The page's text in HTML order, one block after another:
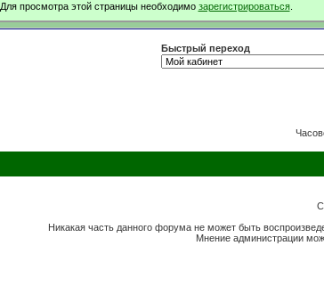
Для просмотра этой страницы необходимо зарегистрироваться.
Быстрый переход
Никакая часть данного форума не может быть
Мнение администрации